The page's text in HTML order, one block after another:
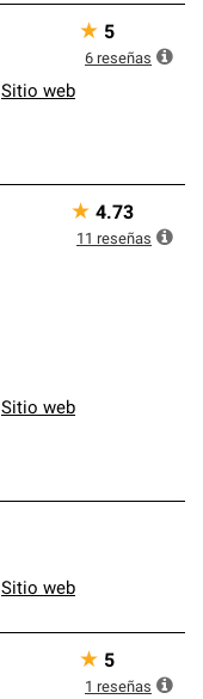
Sitio web
★ 5
6 reseñas
Sitio web
★ 4.73
11 reseñas
Sitio web
★ 5
1 reseñas